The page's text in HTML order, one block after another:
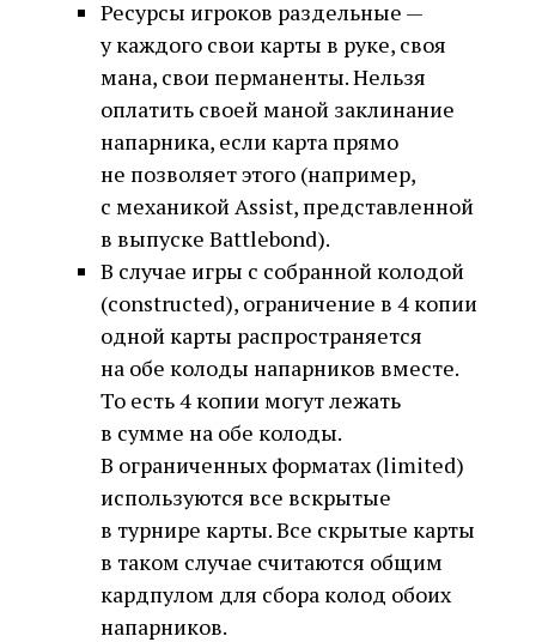
Ресурсы игроков раздельные —
у каждого свои карты в руке, своя
мана, свои перманенты. Нельзя
оплатить своей маной заклинание
напарника, если карта прямо
не позволяет этого (например,
с механикой Assist, представленной
в выпуске Battlebond).
В случае игры с собранной колодой
(constructed), ограничение в 4 копии
одной карты распространяется
на обе колоды напарников вместе.
То есть 4 копии могут лежать
в сумме на обе колоды.
В ограниченных форматах (limited)
используются все вскрытые
в турнире карты. Все скрытые карты
в таком случае считаются общим
кардпулом для сбора колод обоих
напарников.